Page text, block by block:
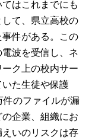
はこれまでにも
て、県立高校の
件がある。この
波を受信し、ネ
ク上の校内サー
た生徒や保護
件のファイルが漏
企業、組織にお
いのリスクは存